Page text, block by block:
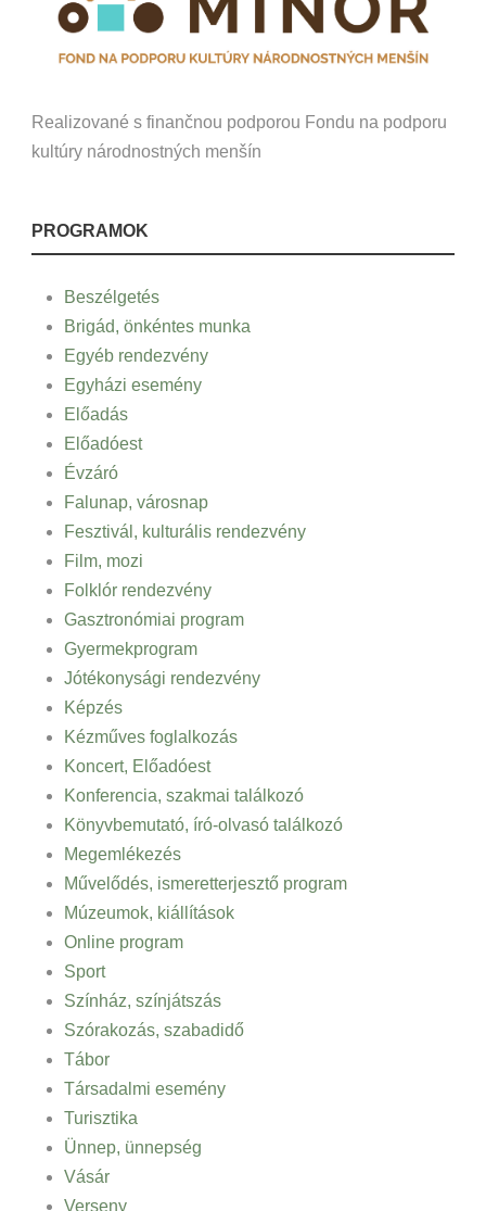
Realizované s finančnou podporou Fondu na podporu
kultúry národnostných menšín
PROGRAMOK
Beszélgetés
Brigád, önkéntes munka
Egyéb rendezvény
Egyházi esemény
Előadás
Előadóest
Évzáró
Falunap, városnap
Fesztivál, kulturális rendezvény
Film, mozi
Folklór rendezvény
Gasztronómiai program
Gyermekprogram
Jótékonysági rendezvény
Képzés
Kézműves foglalkozás
Koncert, Előadóest
Konferencia, szakmai találkozó
Könyvbemutató, író-olvasó találkozó
Megemlékezés
Művelődés, ismeretterjesztő program
Múzeumok, kiállítások
Online program
Sport
Színház, színjátszás
Szórakozás, szabadidő
Tábor
Társadalmi esemény
Turisztika
Ünnep, ünnepség
Vásár
Verseny